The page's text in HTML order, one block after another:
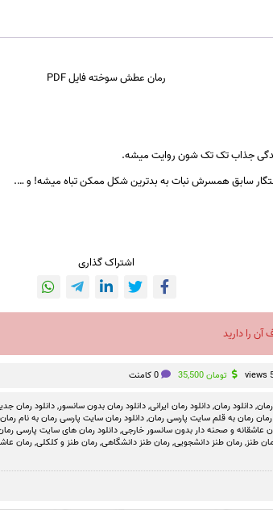
رمان عطش سوخته فایل PDF
جذاب تک تک شون روایت میشه.
سابق همسرش نبات به بدترین شکل ممکن تباه میشه! و ….
اشتراک گذاری
را دارید
تومان 0 کامنت
,دانلود رمان,دانلود رمان ایرانی,دانلود رمان بدون سانسور,دانلود رمان
رمان رمان به قلم سایت پارسی رمان,دانلود رمان سایت پارسی رمان به نام رمان
عاشقانه و صحنه دار بدون سانسور خارجی,دانلود رمان های سایت پارسی
طنز,رمان طنز دانشجویی,رمان طنز دانشگاهی,رمان طنز و کلکلی,رمان